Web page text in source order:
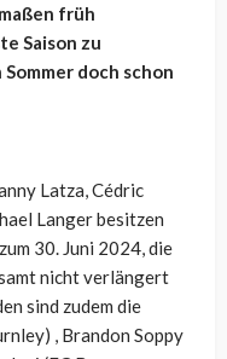
früh
Saison zu
doch schon
Latza, Cédric
Langer besitzen
30. Juni 2024, die
nicht verlängert
sind zudem die
, Brandon Soppy